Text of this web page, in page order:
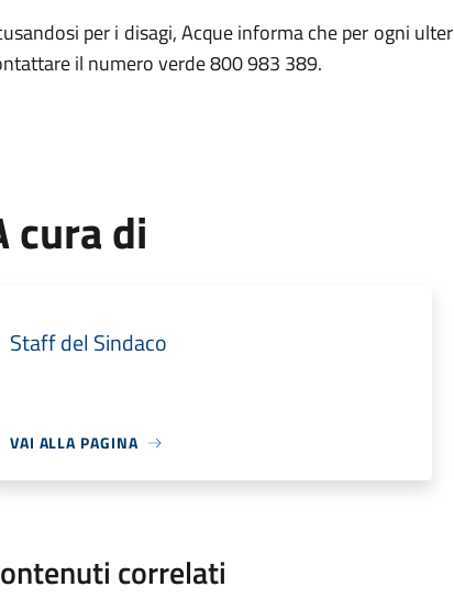
per i disagi, Acque informa che per ogni
il numero verde 800 983 389.
cura di
Staff del Sindaco
VAI ALLA PAGINA
correlati